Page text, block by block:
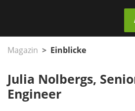
Magazin Einblicke
Julia Nolbergs,
Engineer